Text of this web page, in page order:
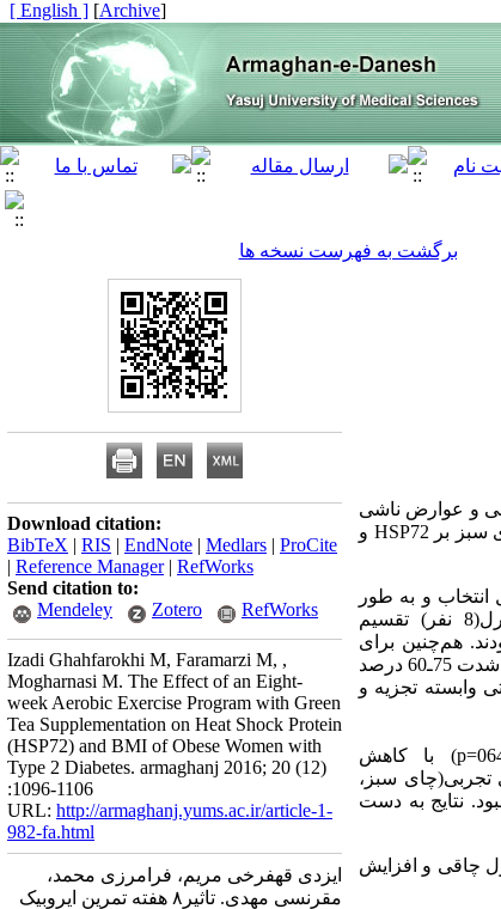
[
Archive
]
[ English ]
برگشت به فهرست نسخه ها
و عوارض ناشی
HSP72 و
تعداد 35 زن چاق دیابتی بیشتر یا مساوی 30 با دامنه سنی60ـ45 سال انتخاب و به طور
تصادفی به چهار گروه چای سبز(9 نفر)، تمرین ایروبیک با چای سبز(9نفر)، تمرین ایروبیک(9 نفر) و کنترل(8 نفر) تقسیم
دریافت نمودند. هم‌چنین برای
گروه کنترل، کپسول‌های حاوی آرد بوداده گندم تهیه شد. تمرین‌ها نیز 8 هفته و 3جلسه در هفته هر جلسه50 دقیقه، با شدت 75ـ60 درصد
وابسته تجزیه و
p) با کاهش
تجربی(چای سبز،
نتایج به دست
چاقی و افزایش
Download citation:
BibTeX | RIS | EndNote | Medlars | ProCite
| Reference Manager| RefWorks
Send citation to:
Mendeley
Zotero RefWorks
Izadi Ghahfarokhi M, Faramarzi M, ,
Mogharnasi M. The Effect of an Eight-
week Aerobic Exercise Program with Green
Tea Supplementation on Heat Shock Protein
(HSP72) and BMI of Obese Women with
Type 2 Diabetes. armaghanj 2016; 20 (12)
:1096-1106
URL: http://armaghanj.yums.ac.ir/article-1-
982-fa.html
ایزدی قهفرخی مریم، فرامرزی محمد،
مقرنسی مهدی. تاثیر۸ هفته تمرین ایروبیک